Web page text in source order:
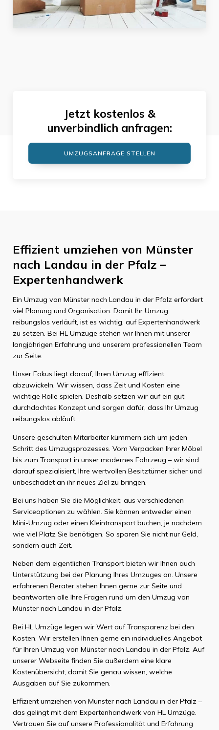
Jetzt kostenlos &
unverbindlich anfragen:
UMZUGSANFRAGE STELLEN
Effizient umziehen von Münster
nach Landau in der Pfalz –
Expertenhandwerk
Ein Umzug von Münster nach Landau in der Pfalz erfordert
viel Planung und Organisation. Damit Ihr Umzug
reibungslos verläuft, ist es wichtig, auf Expertenhandwerk
zu setzen. Bei HL Umzüge stehen wir Ihnen mit unserer
langjährigen Erfahrung und unserem professionellen Team
zur Seite.
Unser Fokus liegt darauf, Ihren Umzug effizient
abzuwickeln. Wir wissen, dass Zeit und Kosten eine
wichtige Rolle spielen. Deshalb setzen wir auf ein gut
durchdachtes Konzept und sorgen dafür, dass Ihr Umzug
reibungslos abläuft.
Unsere geschulten Mitarbeiter kümmern sich um jeden
Schritt des Umzugsprozesses. Vom Verpacken Ihrer Möbel
bis zum Transport in unser modernes Fahrzeug – wir sind
darauf spezialisiert, Ihre wertvollen Besitztümer sicher und
unbeschadet an ihr neues Ziel zu bringen.
Bei uns haben Sie die Möglichkeit, aus verschiedenen
Serviceoptionen zu wählen. Sie können entweder einen
Mini-Umzug oder einen Kleintransport buchen, je nachdem
wie viel Platz Sie benötigen. So sparen Sie nicht nur Geld,
sondern auch Zeit.
Neben dem eigentlichen Transport bieten wir Ihnen auch
Unterstützung bei der Planung Ihres Umzuges an. Unsere
erfahrenen Berater stehen Ihnen gerne zur Seite und
beantworten alle Ihre Fragen rund um den Umzug von
Münster nach Landau in der Pfalz.
Bei HL Umzüge legen wir Wert auf Transparenz bei den
Kosten. Wir erstellen Ihnen gerne ein individuelles Angebot
für Ihren Umzug von Münster nach Landau in der Pfalz. Auf
unserer Webseite finden Sie außerdem eine klare
Kostenübersicht, damit Sie genau wissen, welche
Ausgaben auf Sie zukommen.
Effizient umziehen von Münster nach Landau in der Pfalz –
das gelingt mit dem Expertenhandwerk von HL Umzüge.
Vertrauen Sie auf unsere Professionalität und Erfahrung